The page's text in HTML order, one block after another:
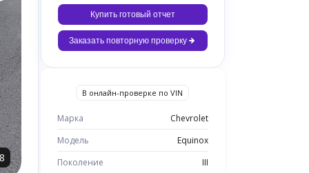
Купить готовый отчет
Заказать повторную проверку
В онлайн-проверке по VIN
Марка
Chevrolet
Модель
Equinox
Поколение
III